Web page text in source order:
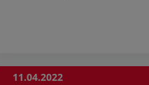
11.04.2022